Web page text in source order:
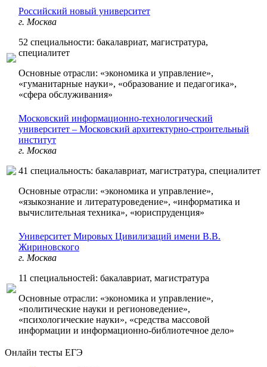
Российский новый университет
г. Москва
52 специальности: бакалавриат, магистратура,
специалитет
Основные отрасли: «экономика и управление»,
«гуманитарные науки», «образование и педагогика»,
«сфера обслуживания»
Московский информационно-технологический
университет – Московский архитектурно-строительный
институт
г. Москва
41 специальность: бакалавриат, магистратура, специалитет
Основные отрасли: «экономика и управление»,
«языкознание и литературоведение», «информатика и
вычислительная техника», «юриспруденция»
Университет Мировых Цивилизаций имени В.В.
Жириновского
г. Москва
11 специальностей: бакалавриат, магистратура
Основные отрасли: «экономика и управление»,
«политические науки и регионоведение»,
«психологические науки», «средства массовой
информации и информационно-библиотечное дело»
Онлайн тесты ЕГЭ